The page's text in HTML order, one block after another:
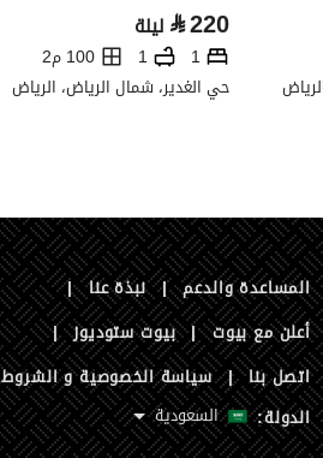
⃁220 ليلة
1
1
100 م2
حي الغدير، شمال الرياض، الرياض
المساعدة والدعم | نبذة عنا |
أعلن مع بيوت | بيوت ستوديوز |
اتصل بنا | سياسة الخصوصية و الشروط
الدولة:
السعودية